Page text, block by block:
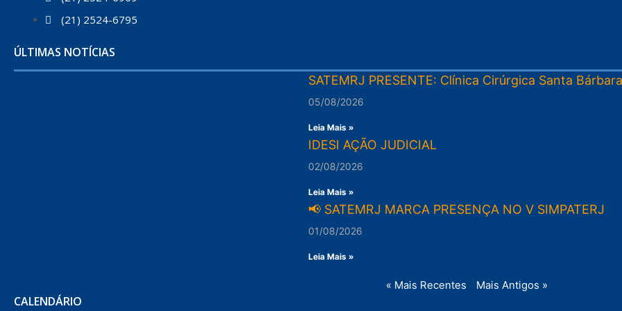
(21) 2524-6795
ÚLTIMAS NOTÍCIAS
SATEMRJ PRESENTE: Clínica Cirúrgica Santa
05/08/2026
Leia Mais »
IDESI AÇÃO JUDICIAL
02/08/2026
Leia Mais »
📢 SATEMRJ MARCA PRESENÇA NO V SIMPATERJ
01/08/2026
Leia Mais »
« Mais Recentes Mais Antigos »
CALENDÁRIO